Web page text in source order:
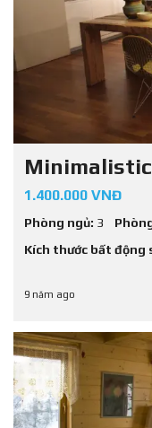
1.400.000 VNĐ
Phòng ngủ: 3
Kích thước bất động
9 năm ago